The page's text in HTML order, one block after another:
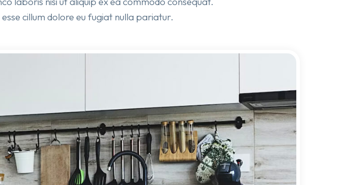
cillum dolore eu fugiat nulla pariatur.